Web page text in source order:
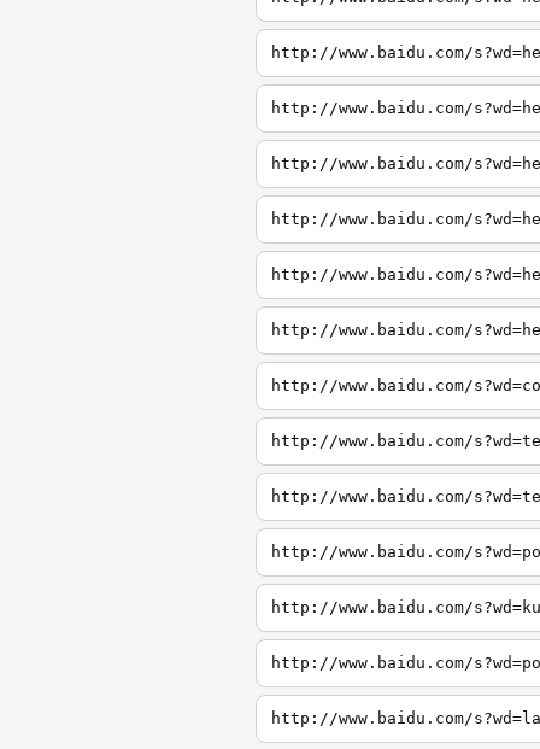
http://www.baidu.com/
http://www.baidu.com/
http://www.baidu.com/
http://www.baidu.com/
http://www.baidu.com/
http://www.baidu.com/
http://www.baidu.com/
http://www.baidu.com/
http://www.baidu.com/
http://www.baidu.com/
http://www.baidu.com/
http://www.baidu.com/
http://www.baidu.com/